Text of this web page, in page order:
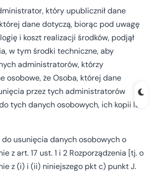
który upublicznił dane
dane dotyczą, biorąc pod uwagę
i koszt realizacji środków, podjął
w tym środki techniczne, aby
administratorów, którzy
osobowe, że Osoba, której dane
przez tych administratorów
tych danych osobowych, ich kopii lub
usunięcia danych osobowych o
z art. 17 ust. 1 i 2 Rozporządzenia [tj. o
z (i) i (ii) niniejszego pkt c) punkt J.